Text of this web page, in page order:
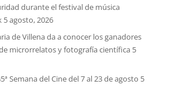
durante el festival de música
5 agosto, 2026
de Villena da a conocer los ganadores
microrrelatos y fotografía científica 5
Semana del Cine del 7 al 23 de agosto 5